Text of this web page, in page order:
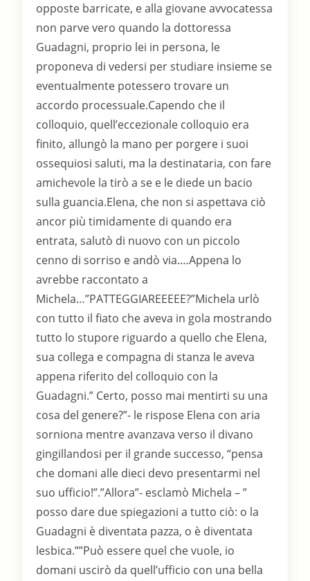
opposte barricate, e alla giovane avvocatessa
non parve vero quando la dottoressa
Guadagni, proprio lei in persona, le
proponeva di vedersi per studiare insieme se
eventualmente potessero trovare un
accordo processuale.Capendo che il
colloquio, quell’eccezionale colloquio era
finito, allungò la mano per porgere i suoi
ossequiosi saluti, ma la destinataria, con fare
amichevole la tirò a se e le diede un bacio
sulla guancia.Elena, che non si aspettava ciò
ancor più timidamente di quando era
entrata, salutò di nuovo con un piccolo
cenno di sorriso e andò via.…Appena lo
avrebbe raccontato a
Michela…”PATTEGGIAREEEEE?”Michela urlò
con tutto il fiato che aveva in gola mostrando
tutto lo stupore riguardo a quello che Elena,
sua collega e compagna di stanza le aveva
appena riferito del colloquio con la
Guadagni.” Certo, posso mai mentirti su una
cosa del genere?”- le rispose Elena con aria
sorniona mentre avanzava verso il divano
gingillandosi per il grande successo, “pensa
che domani alle dieci devo presentarmi nel
suo ufficio!”.”Allora”- esclamò Michela – ”
posso dare due spiegazioni a tutto ciò: o la
Guadagni è diventata pazza, o è diventata
lesbica.””Può essere quel che vuole, io
domani uscirò da quell’ufficio con una bella